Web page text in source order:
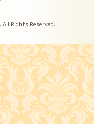
. All Rights Reserved.